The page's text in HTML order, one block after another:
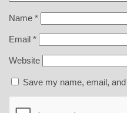
Name *
Email *
Website
Save my name, email,